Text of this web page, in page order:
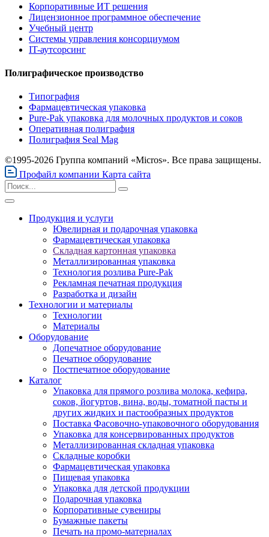
Корпоративные ИТ решения
Лицензионное программное обеспечение
Учебный центр
Системы управления консорциумом
IT-аутсорсинг
Полиграфическое производство
Типография
Фармацевтическая упаковка
Pure-Pak упаковка для молочных продуктов и соков
Оперативная полиграфия
Полиграфия Seal Mag
©1995-2026 Группа компаний «Micros». Все права защищены.
Профайл компании Карта сайта
Продукция и услуги
Ювелирная и подарочная упаковка
Фармацевтическая упаковка
Складная картонная упаковка
Металлизированная упаковка
Технология розлива Pure-Pak
Рекламная печатная продукция
Разработка и дизайн
Технологии и материалы
Технологии
Материалы
Оборудование
Допечатное оборудование
Печатное оборудование
Постпечатное оборудование
Каталог
Упаковка для прямого розлива молока, кефира,
соков, йогуртов, вина, воды, томатной пасты и
других жидких и пастообразных продуктов
Поставка Фасовочно-упаковочного оборудования
Упаковка для консервированных продуктов
Металлизированная складная упаковка
Складные коробки
Фармацевтическая упаковка
Пищевая упаковка
Упаковка для детской продукции
Подарочная упаковка
Корпоративные сувениры
Бумажные пакеты
Печать на промо-материалах